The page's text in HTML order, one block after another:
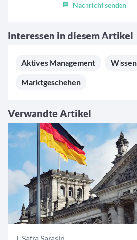
Nachricht senden
Interessen in diesem Artikel
Aktives Management Wissen
Marktgeschehen
Verwandte Artikel
J. Safra Sarasin